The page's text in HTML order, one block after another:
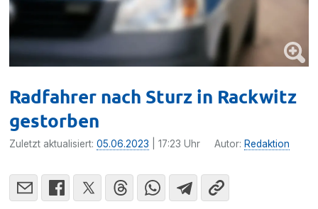
Radfahrer nach Sturz in Rackwitz
gestorben
Zuletzt aktualisiert:05.06.2023 | 17:23 Uhr Autor: Redaktion